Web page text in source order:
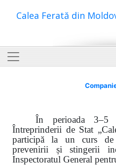
Calea Ferată din
În perioada 3–5
Întreprinderii de Stat
participă la un curs
prevenirii și stingerii
Inspectoratul General